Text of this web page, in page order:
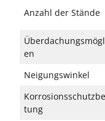
Anzahl der Stände
en
Neigungswinkel
tung